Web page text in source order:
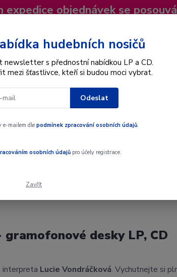
objednávek se
Hledat
Dárkové poukazy
gramofonové desky LP, CD
interpreta Lucie Vondráčková. Vychutnejte si
hudebních nosičů
newsletter s přednostní nabídkou LP a CD.
mezi šťastlivce, kteří si budou moci vybrat.
Odeslat
e-mailem dlepodmínek zpracování osobních údajů.
osobních údajůpro účely registrace.
Zavřít